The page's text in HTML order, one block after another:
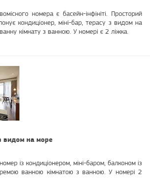
номера є басейн-інфініті. Просторий
кондиціонер, міні-бар, терасу з видом на
кімнату з ванною. У номері є 2 ліжка.
видом на море
із кондиціонером, міні-баром, балконом із
ванною кімнатою з ванною. У номері 2